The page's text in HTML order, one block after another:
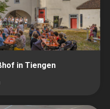
in Tiengen